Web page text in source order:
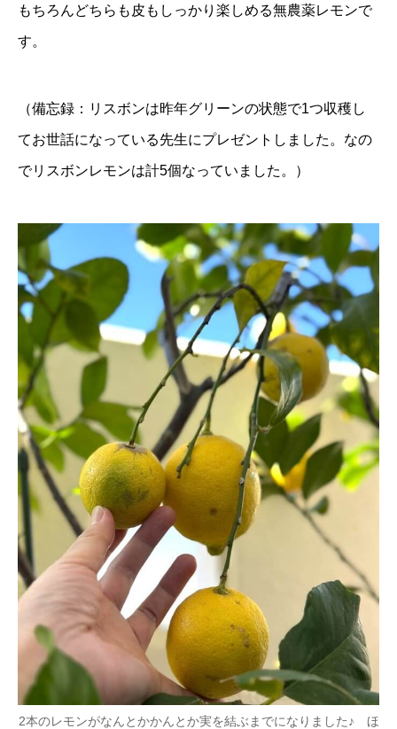
もちろんどちらも皮もしっかり楽しめる無農薬レモンで
す。
（備忘録：リスボンは昨年グリーンの状態で1つ収穫し
てお世話になっている先生にプレゼントしました。なの
でリスボンレモンは計5個なっていました。）
2本のレモンがなんとかかんとか実を結ぶまでになりました♪ ほ